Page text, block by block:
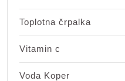
Toplotna črpalka
Vitamin c
Voda Koper